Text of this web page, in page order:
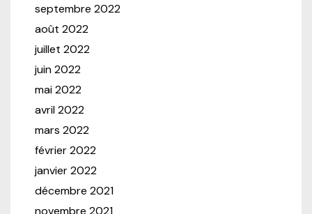
septembre 2022
août 2022
juillet 2022
juin 2022
mai 2022
avril 2022
mars 2022
février 2022
janvier 2022
décembre 2021
novembre 2021